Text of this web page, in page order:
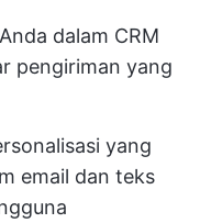
dalam CRM
pengiriman yang
yang
email dan teks